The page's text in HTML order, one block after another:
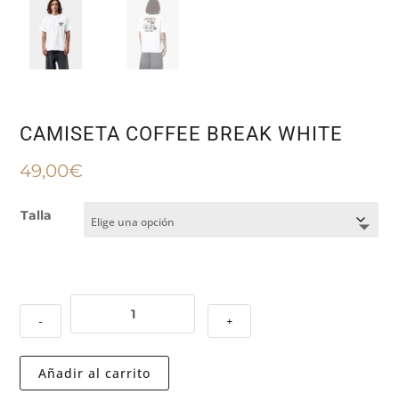
CAMISETA COFFEE BREAK WHITE
49,00€
Talla
- +
Añadir al carrito